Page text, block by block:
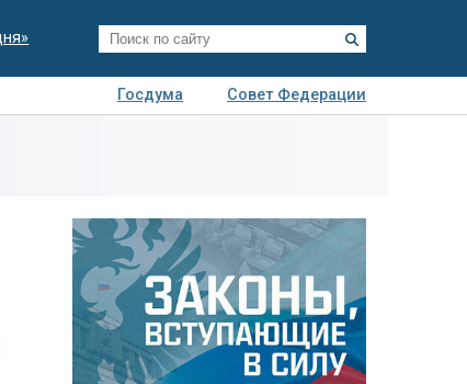
Госдума
Совет Федерации